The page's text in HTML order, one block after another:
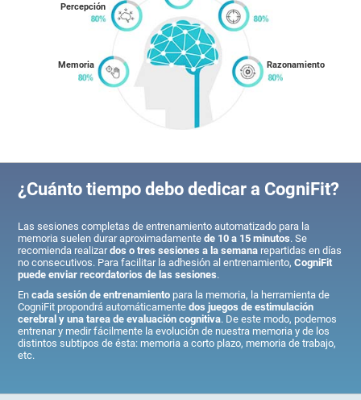
Memoria
Percepción
Razonamiento
¿Cuánto tiempo debo dedicar a CogniFit?
Las sesiones completas de entrenamiento automatizado para la
memoria suelen durar aproximadamentede 10 a 15 minutos. Se
recomienda realizardos o tres sesiones a la semana repartidas en días
no consecutivos. Para facilitar la adhesión al entrenamiento,CogniFit
puede enviar recordatorios de las sesiones.
Encada sesión de entrenamiento para la memoria, la herramienta de
CogniFit propondrá automáticamentedos juegos de estimulación
cerebral y una tarea de evaluación cognitiva. De este modo, podemos
entrenar y medir fácilmente la evolución de nuestra memoria y de los
distintos subtipos de ésta: memoria a corto plazo, memoria de trabajo,
etc.